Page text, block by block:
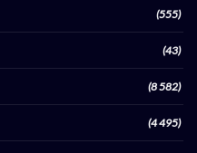
(555)
(43)
(8 582)
(4 495)